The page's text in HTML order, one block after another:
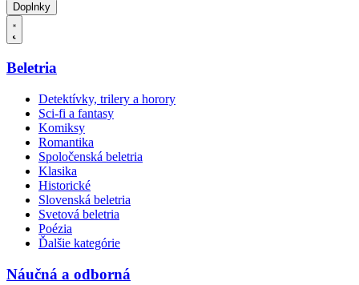
Doplnky
Beletria
Detektívky, trilery a horory
Sci-fi a fantasy
Komiksy
Romantika
Spoločenská beletria
Klasika
Historické
Slovenská beletria
Svetová beletria
Poézia
Ďalšie kategórie
Náučná a odborná